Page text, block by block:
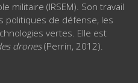
militaire (IRSEM). Son travail
politiques de défense, les
vertes. Elle est
drones(Perrin, 2012).